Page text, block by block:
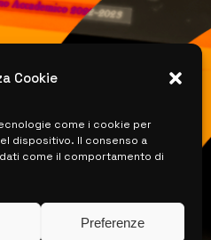
Cookie
come i cookie per
dispositivo. Il consenso a
come il comportamento di
Preferenze